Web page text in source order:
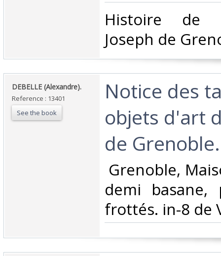
‎Histoire de
Joseph de
‎DEBELLE (Alexandre).‎
Reference : 13401
See the book
‎Notice des
objets d'art
de Grenoble.‎
Grenoble,
demi
frottés. in-8 de